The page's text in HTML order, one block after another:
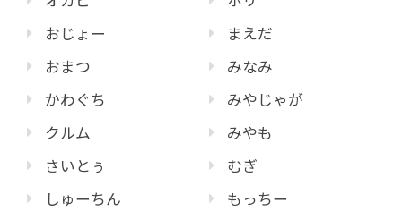
おじょー
おまつ
かわぐち
クルム
さいとぅ
しゅーちん
まえだ
みなみ
みやじゃが
みやも
むぎ
もっちー